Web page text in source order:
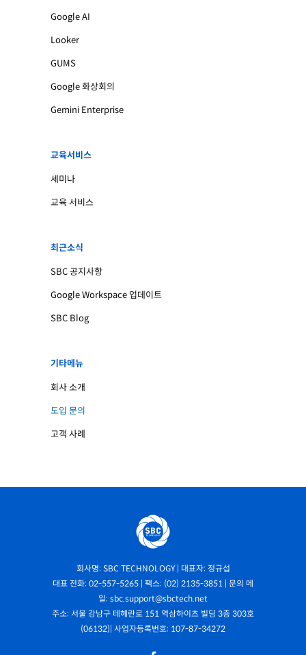
Google AI
Looker
GUMS
Google 화상회의
Gemini Enterprise
교육서비스
세미나
교육 서비스
최근소식
SBC 공지사항
Google Workspace 업데이트
SBC Blog
기타메뉴
회사 소개
도입 문의
고객 사례
회사명: SBC TECHNOLOGY | 대표자: 정규섭
대표 전화: 02-557-5265 | 팩스: (02) 2135-3851 | 문의 메
일: sbc.support@sbctech.net
주소: 서울 강남구 테헤란로 151 역삼하이츠 빌딩 3층 303호
(06132)| 사업자등록번호: 107-87-34272